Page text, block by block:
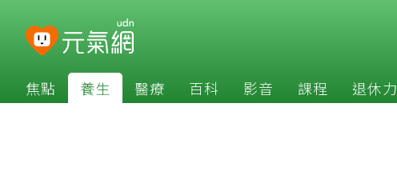
焦點 養生 醫療 百科 影音 課程 退休力